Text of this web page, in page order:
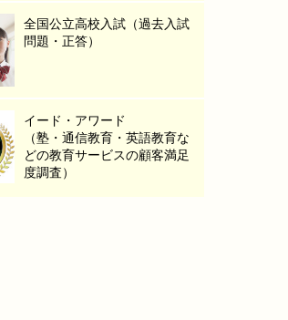
全国公立高校入試（過去入試
問題・正答）
イード・アワード
（塾・通信教育・英語教育な
どの教育サービスの顧客満足
度調査）